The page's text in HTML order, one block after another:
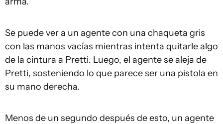
Se puede ver a un agente con una chaqueta gris
con las manos vacías mientras intenta quitarle algo
de la cintura a Pretti. Luego, el agente se aleja de
Pretti, sosteniendo lo que parece ser una pistola en
su mano derecha.
Menos de un segundo después de esto, un agente